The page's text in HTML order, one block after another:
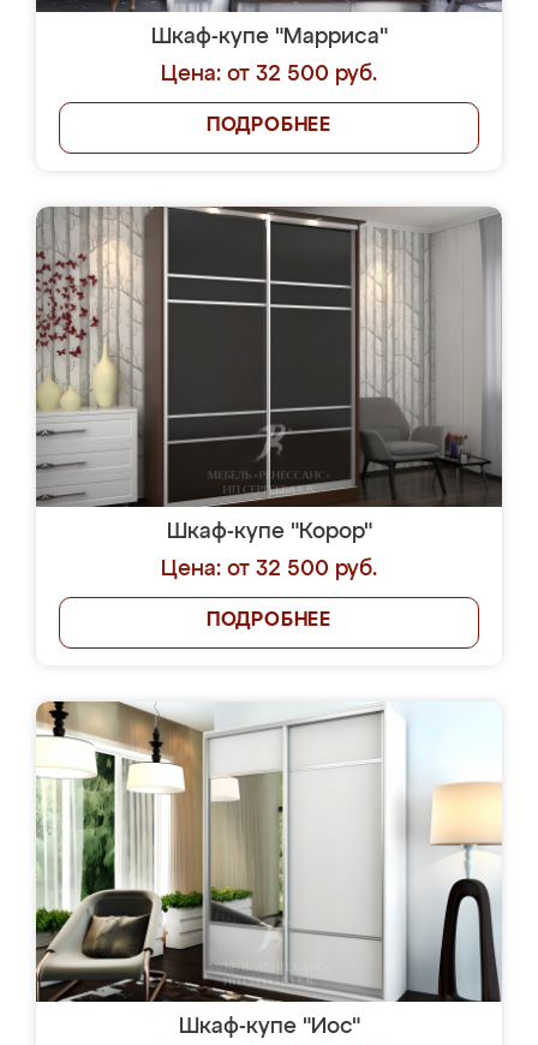
Шкаф-купе "Марриса"
Цена: от 32 500 руб.
ПОДРОБНЕЕ
Шкаф-купе "Корор"
Цена: от 32 500 руб.
ПОДРОБНЕЕ
Шкаф-купе "Иос"